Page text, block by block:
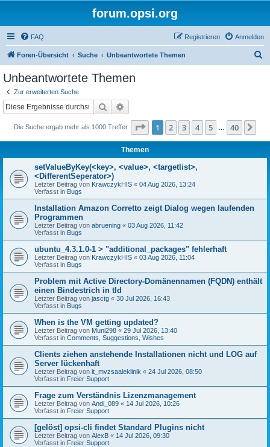
forum.opsi.org
FAQ Anmelden
Registrieren
Foren-Übersicht Suche Unbeantwortete Themen
Unbeantwortete Themen
Zur erweiterten Suche
Suche
Die Suche ergab mehr als 1000 Treffer Seite 1von 40
1 2 3 4 5 40
Themen
setValueByKey(<key>, <value>, <targetlist>,
<DifferentSeperator>)
Letzter Beitrag von KrawczykHIS « 04 Aug 2026, 13:24
Verfasst in Bugs
Installation Amazon Corretto zeigt Dialog wegen laufenden
Programmen
Letzter Beitrag von abruening « 03 Aug 2026, 11:42
Verfasst in Bugs
ubuntu_4.3.1.0-1 > "additional_packages" fehlerhaft
Letzter Beitrag von KrawczykHIS « 03 Aug 2026, 11:04
Verfasst in Bugs
Problem mit Active Directory-Domänennamen (FQDN) enthält
einen Bindestrich in tld
Letzter Beitrag von jasctg « 30 Jul 2026, 16:43
Verfasst in Bugs
When is the VM getting updated?
Letzter Beitrag von Muni298 « 29 Jul 2026, 13:40
Verfasst in Comments, Suggestions, Wishes
Clients ziehen anstehende Installationen nicht und LOG auf
Server lückenhaft
Letzter Beitrag von it_mvzsaaleklinik « 24 Jul 2026, 08:50
Verfasst in Freier Support
Frage zum Verständnis Lizenzmanagement
Letzter Beitrag von Andi_089 « 14 Jul 2026, 10:26
Verfasst in Freier Support
[gelöst] opsi-cli findet Standard Plugins nicht
Letzter Beitrag von AlexB « 14 Jul 2026, 09:30
Verfasst in Freier Support